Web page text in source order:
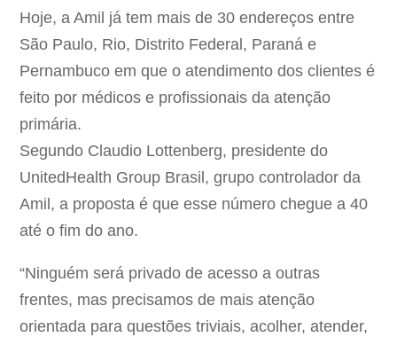
Hoje, a Amil já tem mais de 30 endereços entre
São Paulo, Rio, Distrito Federal, Paraná e
Pernambuco em que o atendimento dos clientes é
feito por médicos e profissionais da atenção
primária.
Segundo Claudio Lottenberg, presidente do
UnitedHealth Group Brasil, grupo controlador da
Amil, a proposta é que esse número chegue a 40
até o fim do ano.
“Ninguém será privado de acesso a outras
frentes, mas precisamos de mais atenção
orientada para questões triviais, acolher, atender,